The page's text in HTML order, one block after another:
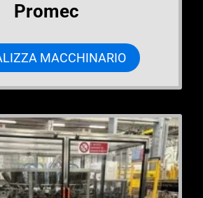
Promec
MACCHINARIO